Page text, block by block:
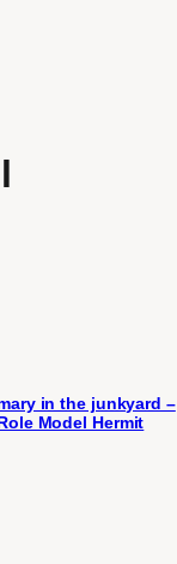
in the junkyard –
Model Hermit